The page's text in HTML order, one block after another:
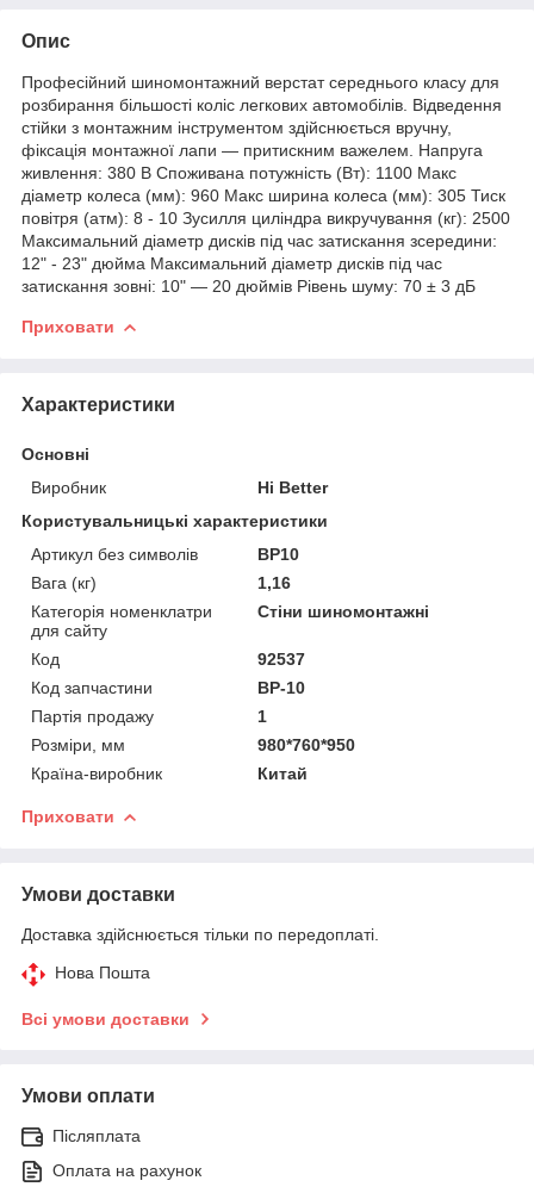
Опис
Професійний шиномонтажний верстат середнього класу для
розбирання більшості коліс легкових автомобілів. Відведення
стійки з монтажним інструментом здійснюється вручну,
фіксація монтажної лапи — притискним важелем. Напруга
живлення: 380 В Споживана потужність (Вт): 1100 Макс
діаметр колеса (мм): 960 Макс ширина колеса (мм): 305 Тиск
повітря (атм): 8 - 10 Зусилля циліндра викручування (кг): 2500
Максимальний діаметр дисків під час затискання зсередини:
12" - 23" дюйма Максимальний діаметр дисків під час
затискання зовні: 10" — 20 дюймів Рівень шуму: 70 ± 3 дБ
Приховати
Характеристики
Основні
Виробник
Hi Better
Користувальницькі характеристики
Артикул без символів
BP10
Вага (кг)
1,16
Категорія номенклатри
для сайту
Стіни шиномонтажні
Код
92537
Код запчастини
BP-10
Партія продажу
1
Розміри, мм
980*760*950
Країна-виробник
Китай
Приховати
Умови доставки
Доставка здійснюється тільки по передоплаті.
Нова Пошта
Всі умови доставки
Умови оплати
Післяплата
Оплата на рахунок